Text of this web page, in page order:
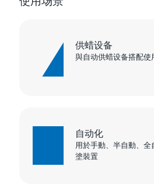
供蜡设备
與自动供蜡设备搭配使
自动化
用於手動、半自動、
塗裝置